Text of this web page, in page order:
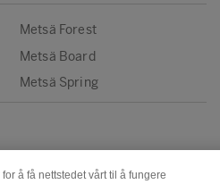
Metsä Forest
Metsä Board
Metsä Spring
å få nettstedet vårt til å fungere